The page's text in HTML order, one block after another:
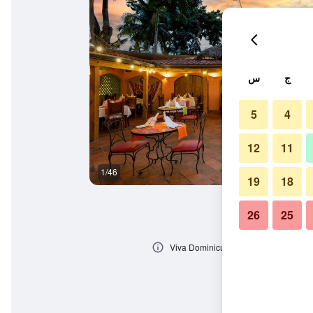
1/46
ج س
4
5
11
12
18
19
25
26